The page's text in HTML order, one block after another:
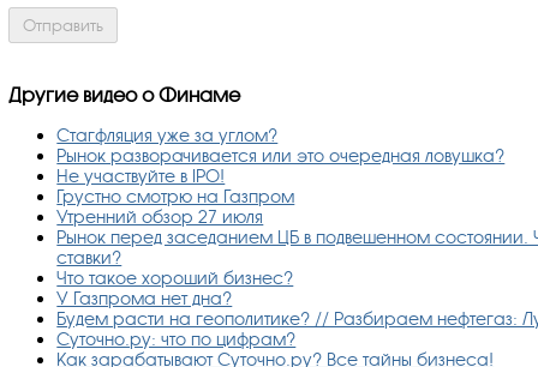
Другие видео о Финаме
Стагфляция уже за углом?
Рынок разворачивается или это очередная ловушка?
Не участвуйте в IPO!
Грустно смотрю на Газпром
Утренний обзор 27 июля
Рынок перед заседанием ЦБ в подвешенном
ставки?
Что такое хороший бизнес?
У Газпрома нет дна?
Будем расти на геополитике? // Разбираем нефтегаз:
Суточно.ру: что по цифрам?
Как зарабатывают Суточно.ру? Все тайны бизнеса!